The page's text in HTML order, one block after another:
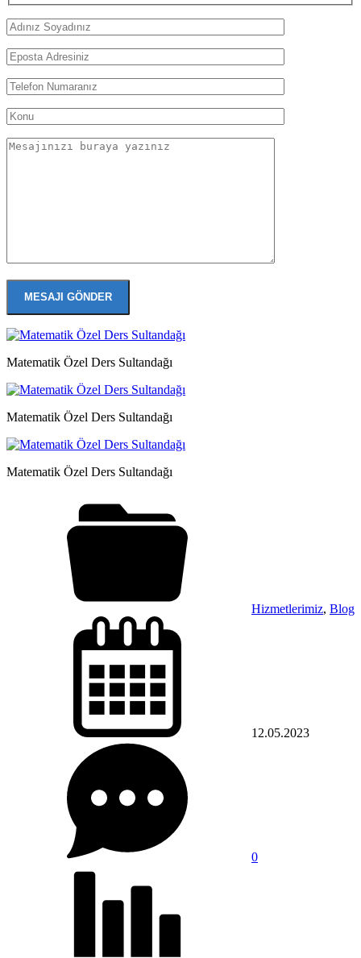
Matematik Özel Ders Sultandağı
Matematik Özel Ders Sultandağı
Matematik Özel Ders Sultandağı
Hizmetlerimiz, Blog
12.05.2023
0